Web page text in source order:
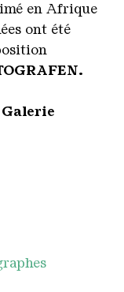
en Afrique
ont été